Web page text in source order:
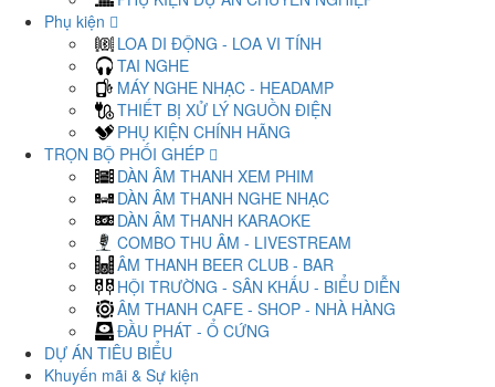
Phụ kiện
LOA DI ĐỘNG - LOA VI TÍNH
TAI NGHE
MÁY NGHE NHẠC - HEADAMP
THIẾT BỊ XỬ LÝ NGUỒN ĐIỆN
PHỤ KIỆN CHÍNH HÃNG
TRỌN BỘ PHỐI GHÉP
DÀN ÂM THANH XEM PHIM
DÀN ÂM THANH NGHE NHẠC
DÀN ÂM THANH KARAOKE
COMBO THU ÂM - LIVESTREAM
ÂM THANH BEER CLUB - BAR
HỘI TRƯỜNG - SÂN KHẤU - BIỂU DIỄN
ÂM THANH CAFE - SHOP - NHÀ HÀNG
ĐẦU PHÁT - Ổ CỨNG
DỰ ÁN TIÊU BIỂU
Khuyến mãi & Sự kiện